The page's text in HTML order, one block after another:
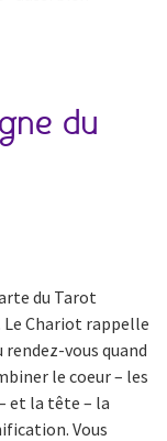
du
du Tarot
Le Chariot rappelle
rendez-vous quand
le coeur – les
et la tête – la
Vous